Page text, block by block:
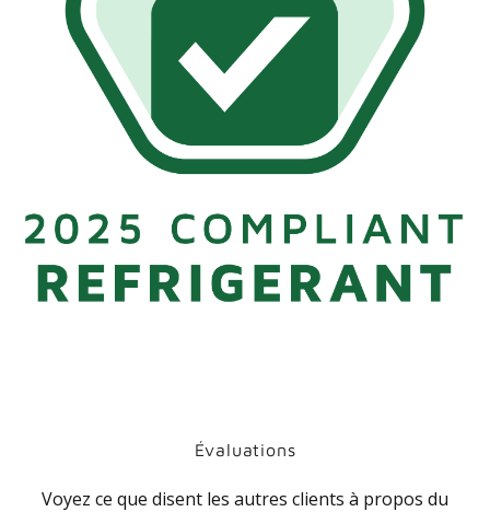
Évaluations
Voyez ce que disent les autres clients à propos du